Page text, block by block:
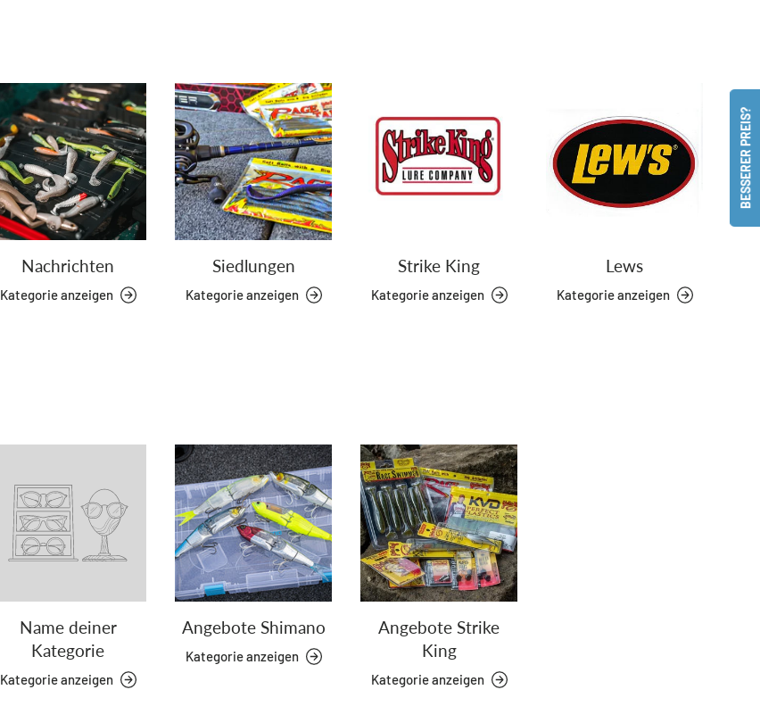
Nachrichten
Kategorie anzeigen
Siedlungen
Kategorie anzeigen
Strike King
Kategorie anzeigen
Lews
Kategorie anzeigen
Name deiner
Kategorie
Kategorie anzeigen
Angebote Shimano
Kategorie anzeigen
Angebote Strike
King
Kategorie anzeigen
BESSERER PREIS?